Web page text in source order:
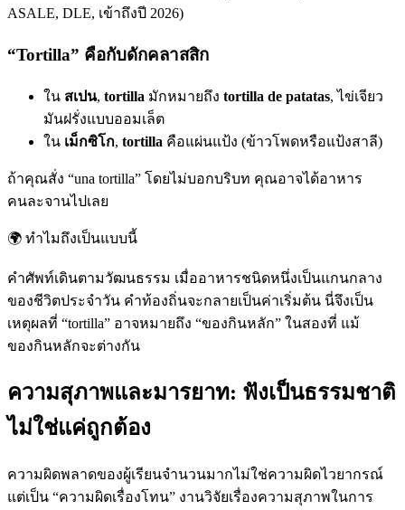
ASALE, DLE, เข้าถึงปี 2026)
“Tortilla” คือกับดักคลาสสิก
ใน สเปน, tortilla มักหมายถึง tortilla de patatas, ไข่เจียว
มันฝรั่งแบบออมเล็ต
ใน เม็กซิโก, tortilla คือแผ่นแป้ง (ข้าวโพดหรือแป้งสาลี)
ถ้าคุณสั่ง “una tortilla” โดยไม่บอกบริบท คุณอาจได้อาหาร
คนละจานไปเลย
🌍 ทำไมถึงเป็นแบบนี้
คำศัพท์เดินตามวัฒนธรรม เมื่ออาหารชนิดหนึ่งเป็นแกนกลาง
ของชีวิตประจำวัน คำท้องถิ่นจะกลายเป็นค่าเริ่มต้น นี่จึงเป็น
เหตุผลที่ “tortilla” อาจหมายถึง “ของกินหลัก” ในสองที่ แม้
ของกินหลักจะต่างกัน
ความสุภาพและมารยาท: ฟังเป็นธรรมชาติ
ไม่ใช่แค่ถูกต้อง
ความผิดพลาดของผู้เรียนจำนวนมากไม่ใช่ความผิดไวยากรณ์
แต่เป็น “ความผิดเรื่องโทน” งานวิจัยเรื่องความสุภาพในการ